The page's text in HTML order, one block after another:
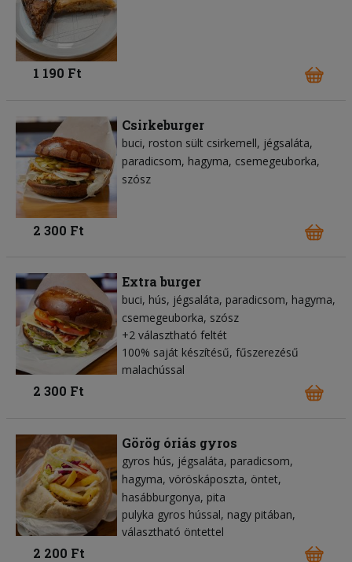
1 190 Ft
Csirkeburger
buci roston sült csirkemell jégsaláta
paradicsom hagyma csemegeuborka
szósz
2 300 Ft
Extra burger
buci hús jégsaláta paradicsom hagyma
csemegeuborka szósz
+2 választható feltét
100% saját készítésű, fűszerezésű
malachússal
2 300 Ft
Görög óriás gyros
gyros hús jégsaláta paradicsom
hagyma vöröskáposzta öntet
hasábburgonya pita
pulyka gyros hússal, nagy pitában,
választható öntettel
2 200 Ft